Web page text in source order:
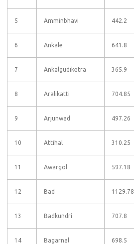
5 Amminbhavi 442.2
6 Ankale 641.8
7 Ankalgudiketra 365.9
8 Aralikatti 704.85
9 Arjunwad 497.26
10 Attihal 310.25
11 Awargol 597.18
12 Bad 1129.78
13 Badkundri 707.8
14 Bagarnal 698.5